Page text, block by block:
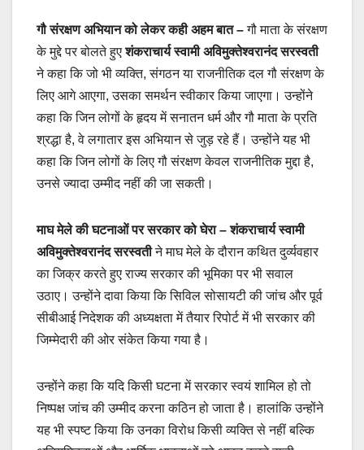
गौ संरक्षण अभियान को लेकर कही अहम बात –गौ माता के संरक्षण
के मुद्दे पर बोलते हुएशंकराचार्य स्वामी अविमुक्तेश्वरानंद सरस्वती
ने कहा कि जो भी व्यक्ति, संगठन या राजनीतिक दल गौ संरक्षण के
लिए आगे आएगा, उसका समर्थन स्वीकार किया जाएगा। उन्होंने
कहा कि जिन लोगों के हृदय में सनातन धर्म और गौ माता के प्रति
श्रद्धा है, वे लगातार इस अभियान से जुड़ रहे हैं। उन्होंने यह भी
कहा कि जिन लोगों के लिए गौ संरक्षण केवल राजनीतिक मुद्दा है,
उनसे ज्यादा उम्मीद नहीं की जा सकती।
माघ मेले की घटनाओं पर सरकार को घेरा – शंकराचार्य स्वामी
अविमुक्तेश्वरानंद सरस्वतीने माघ मेले के दौरान कथित दुर्व्यवहार
का जिक्र करते हुए राज्य सरकार की भूमिका पर भी सवाल
उठाए। उन्होंने दावा किया कि सिविल सोसायटी की जांच और पूर्व
सीबीआई निदेशक की अध्यक्षता में तैयार रिपोर्ट में भी सरकार की
जिम्मेदारी की ओर संकेत किया गया है।
उन्होंने कहा कि यदि किसी घटना में सरकार स्वयं शामिल हो तो
निष्पक्ष जांच की उम्मीद करना कठिन हो जाता है। हालांकि उन्होंने
यह भी स्पष्ट किया कि उनका विरोध किसी व्यक्ति से नहीं बल्कि